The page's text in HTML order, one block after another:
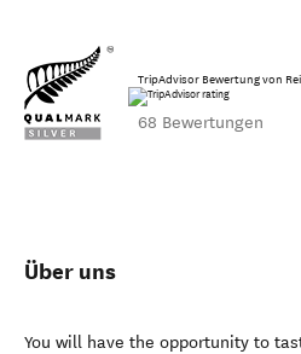
TripAdvisor Bewertung von
68 Bewertungen
Über uns
You will have the opportunity to